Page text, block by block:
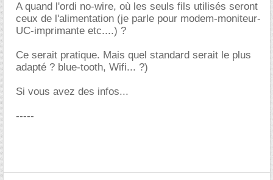
A quand l'ordi no-wire, où les seuls fils utilisés seront
ceux de l'alimentation (je parle pour modem-moniteur-
UC-imprimante etc....) ?
Ce serait pratique. Mais quel standard serait le plus
adapté ? blue-tooth, Wifi... ?)
Si vous avez des infos...
-----